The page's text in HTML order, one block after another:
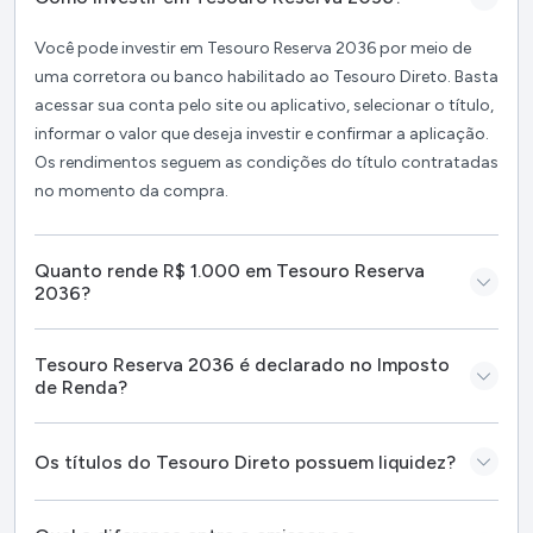
financeiro.
Na prática, isso faz com que sua remuneração seja
equivalente a aplicações que pagam cerca de 100% do
CDI, padrão bastante comum em produtos de liquidez
diária oferecidos por bancos e fintechs.
Uma característica relevante do Tesouro Reserva é
que o título foi estruturado para evitar perdas
decorrentes de oscilações de mercado. Assim, o valor
aplicado pelo investidor não tende a sofrer reduções
por conta de variações nas taxas de juros.
prazo de aproximadamente três anos.
Você pode investir em Tesouro Reserva 2036 por meio de
uma corretora ou banco habilitado ao Tesouro Direto. Basta
acessar sua conta pelo site ou aplicativo, selecionar o título,
informar o valor que deseja investir e confirmar a aplicação.
Os rendimentos seguem as condições do título contratadas
no momento da compra.
Quanto rende R$ 1.000 em Tesouro Reserva
2036?
Tesouro Reserva 2036 é declarado no Imposto
de Renda?
Os títulos do Tesouro Direto possuem liquidez?